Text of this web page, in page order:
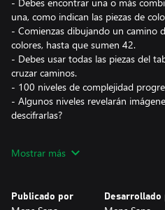
una, como indican las piezas de
- Comienzas dibujando un camino
colores, hasta que sumen 42.
- Debes usar todas las piezas del
cruzar caminos.
- 100 niveles de complejidad
- Algunos niveles revelarán
descifrarlas?
Mostrar más
Publicado por Desarrollado